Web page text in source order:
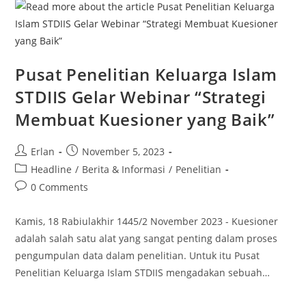
Pusat Penelitian Keluarga Islam
STDIIS Gelar Webinar “Strategi
Membuat Kuesioner yang Baik”
Post
author:
Erlan
Post
published:
November 5, 2023
Post
category:
Headline / Berita & Informasi / Penelitian
Post0 Comments
Kamis, 18 Rabiulakhir 1445/2 November 2023 - Kuesioner
adalah salah satu alat yang sangat penting dalam proses
pengumpulan data dalam penelitian. Untuk itu Pusat
Penelitian Keluarga Islam STDIIS mengadakan sebuah…